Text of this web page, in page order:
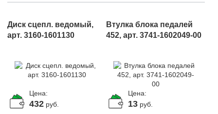
Диск сцепл. ведомый,
арт. 3160-1601130
Цена:
432 руб.
Втулка блока педалей
452, арт. 3741-1602049-00
Цена:
13 руб.